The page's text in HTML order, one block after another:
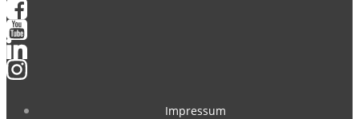
Impressum